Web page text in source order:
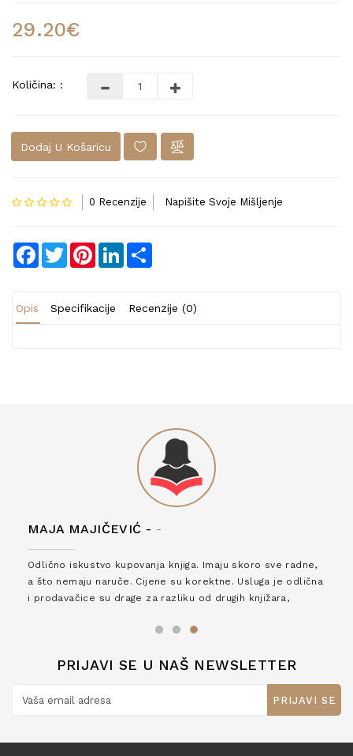
29.20€
Količina: :
Dodaj U Košaricu
0 Recenzije Napišite Svoje Mišljenje
Facebook
TwitterPinterestLinkedIn
Opis Specifikacije Recenzije (0)
MAJA MAJIČEVIĆ - -
Odlično iskustvo kupovanja knjiga. Imaju skoro sve radne,
a što nemaju naruče. Cijene su korektne. Usluga je odlična
i prodavačice su drage za razliku od drugih knjižara,
PRIJAVI SE U NAŠ NEWSLETTER
PRIJAVI SE